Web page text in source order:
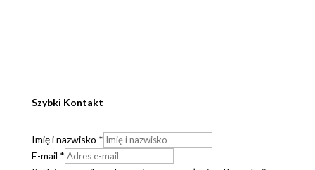
Szybki Kontakt
Imię i nazwisko *
E-mail *